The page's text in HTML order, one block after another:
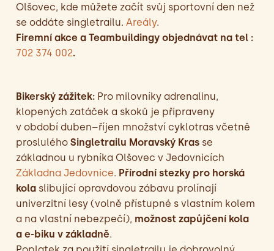
Olšovec, kde můžete začít svůj sportovní den než
se oddáte singletrailu. Areály.
Firemní akce a Teambuildingy objednávat na tel :
702 374 002.
Bikerský zážitek: Pro milovníky adrenalinu,
klopených zatáček a skoků je připraveny
v období duben–říjen množství cyklotras včetně
proslulého Singletrailu Moravský Kras se
základnou u rybníka Olšovec v Jedovnicích
Základna Jedovnice. Přírodní stezky pro horská
kola slibující opravdovou zábavu prolínají
univerzitní lesy (volně přístupné s vlastním kolem
a na vlastní nebezpečí), možnost zapůjčení kola
a e-biku v základně.